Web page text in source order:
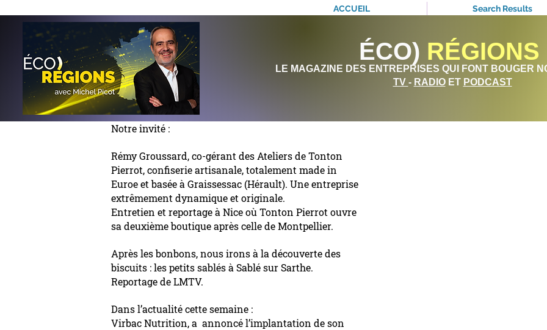
ACCUEIL Search Results
ÉCO) RÉGIONS
LE MAGAZINE DES ENTREPRISES QUI FONT BOUGER
TV - RADIOET PODCAST
Notre invité :
Rémy Groussard, co-gérant des Ateliers de Tonton
Pierrot, confiserie artisanale, totalement made in
Euroe et basée à Graissessac (Hérault). Une entreprise
extrêmement dynamique et originale.
Entretien et reportage à Nice où Tonton Pierrot ouvre
sa deuxième boutique après celle de Montpellier.
Après les bonbons, nous irons à la découverte des
biscuits : les petits sablés à Sablé sur Sarthe.
Reportage de LMTV.
Dans l’actualité cette semaine :
Virbac Nutrition, a annoncé l’implantation de son